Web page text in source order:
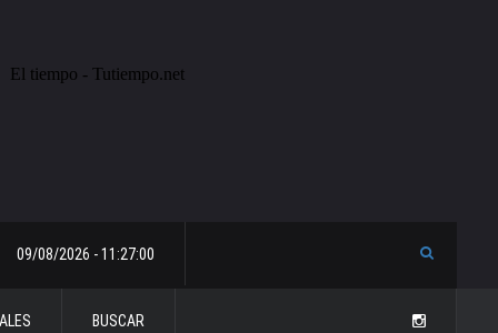
09/08/2026 - 11:27:00
BUSCAR